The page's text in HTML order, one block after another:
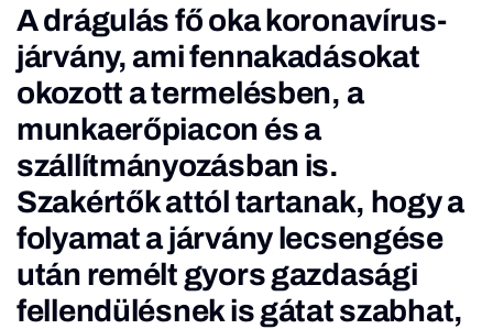
A drágulás fő oka koronavírus-
járvány, ami fennakadásokat
okozott a termelésben, a
munkaerőpiacon és a
szállítmányozásban is.
Szakértők attól tartanak, hogy a
folyamat a járvány lecsengése
után remélt gyors gazdasági
fellendülésnek is gátat szabhat,